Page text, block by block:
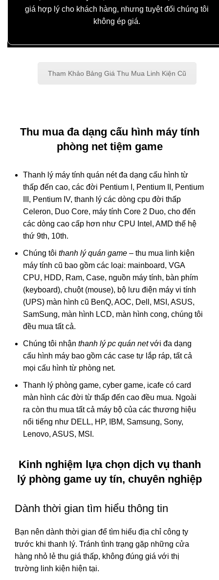
giá hợp lý cho khách hàng, nhưng tuyệt đối chúng tôi
không ép giá.
Tham Khảo Bảng Giá Thu Mua Linh Kiện Cũ
Thu mua đa dạng cấu hình máy tính
phòng net tiệm game
Thanh lý máy tính quán nét đa dạng cấu hình từ
thấp đến cao, các đời Pentium I, Pentium II, Pentium
III, Pentium IV, thanh lý các dòng cpu đời thấp
Celeron, Duo Core, máy tính Core 2 Duo, cho đến
các dòng cao cấp hơn như CPU Intel, AMD thế hệ
thứ 9th, 10th.
Chúng tôi thanh lý quán game – thu mua linh kiện
máy tính cũ bao gồm các loại: mainboard, VGA
CPU, HDD, Ram, Case, nguồn máy tính, bàn phím
(keyboard), chuột (mouse), bộ lưu điện máy vi tính
(UPS) màn hình cũ BenQ, AOC, Dell, MSI, ASUS,
SamSung, màn hình LCD, màn hình cong, chúng tôi
đều mua tất cả.
Chúng tôi nhận thanh lý pc quán netvới đa dạng
cấu hình máy bao gồm các case tự lắp ráp, tất cả
mọi cấu hình từ phòng net.
Thanh lý phòng game, cyber game, icafe có card
màn hình các đời từ thấp đến cao đều mua. Ngoài
ra còn thu mua tất cả máy bộ của các thương hiệu
nổi tiếng như DELL, HP, IBM, Samsung, Sony,
Lenovo, ASUS, MSI.
Kinh nghiệm lựa chọn dịch vụ thanh
lý phòng game uy tín, chuyên nghiệp
Dành thời gian tìm hiểu thông tin
Bạn nên dành thời gian để tìm hiểu địa chỉ công ty
trước khi thanh lý. Tránh tình trạng gặp những cửa
hàng nhỏ lẻ thu giá thấp, không đúng giá với thị
trường linh kiện hiện tại.